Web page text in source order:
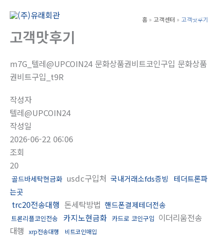
Main
홈 고객센터 고객맛후기
고객맛후기
m7G_텔레@UPCOIN24 문화상품권비트코인구입 문화상품
권비트구입_t9R
작성자
텔레@UPCOIN24
작성일
2026-06-22 06:06
조회
20
골드바세탁현금화 usdc구입처 국내거래소fds증빙
테더트론파
는곳
trc20전송대행 돈세탁방법 핸드폰결제테더전송
트론리플코인전송 카지노현금화 카드로 코인구입 이더리움전송
대행
xrp전송대행 비트코인매입